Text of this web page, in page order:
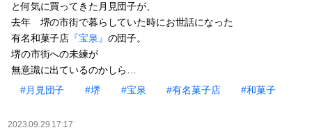
と何気に買ってきた月見団子が、
去年 堺の市街で暮らしていた時にお世話になった
有名和菓子店 『宝泉』 の団子。
堺の市街への未練が
無意識に出ているのかしら…
#月見団子
#堺 #宝泉 #有名菓子店 #和菓子
2023.09.29 17:17